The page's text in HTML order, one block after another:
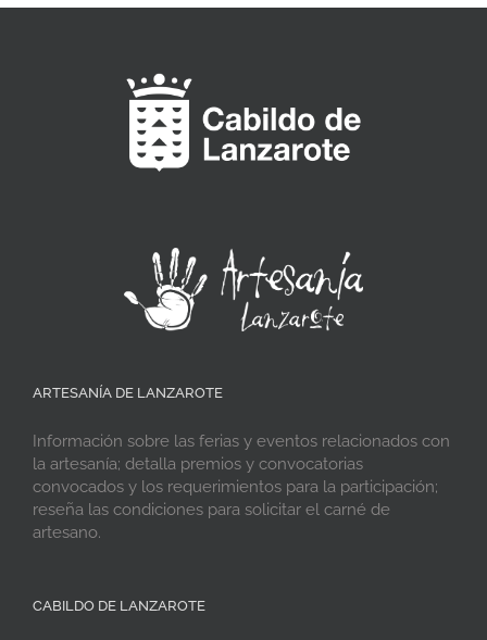
ARTESANÍA DE LANZAROTE
Información sobre las ferias y eventos relacionados con
la artesanía; detalla premios y convocatorias
convocados y los requerimientos para la participación;
reseña las condiciones para solicitar el carné de
artesano.
CABILDO DE LANZAROTE